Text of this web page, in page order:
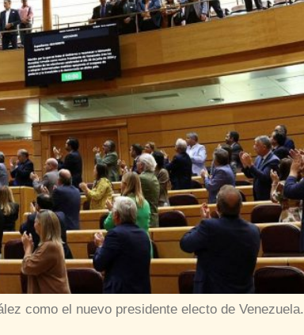
como el nuevo presidente electo de Venezuela.